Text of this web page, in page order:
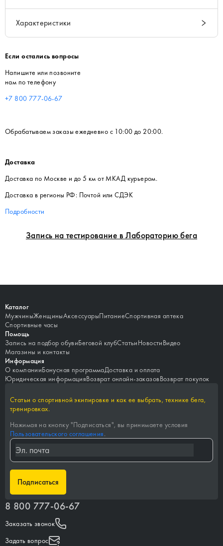
Запись на тестирование в Лабораторию бега
Характеристики
Если остались вопросы
Напишите или позвоните
нам по телефону
+7 800 777-06-67
Обрабатываем заказы ежедневно с 10:00 до 20:00.
Доставка
Доставка по Москве и до 5 км от МКАД курьером.
Доставка в регионы РФ: Почтой или СДЭК
Подробности
Каталог
МужчиныЖенщиныАксессуарыПитаниеСпортивная аптека
Спортивные часы
Помощь
Запись на подбор обувиБеговой клубСтатьиНовостиВидео
Магазины и контакты
Информация
О компанииБонусная программаДоставка и оплата
Юридическая информацияВозврат онлайн-заказовВозврат покупок
Статьи о спортивной экипировке и как ее выбрать, технике бега,
тренировках.
Нажимая на кнопку "Подписаться", вы принимаете условия
Пользовательского соглашения.
Подписаться
8 800 777-06-67
Заказать звонок
Задать вопрос